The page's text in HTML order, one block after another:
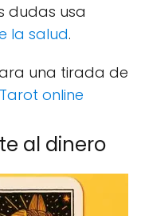
dudas usa
la salud.
una tirada de
Tarot online
al dinero